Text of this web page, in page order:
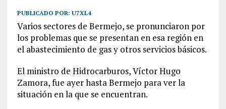
PUBLICADO POR: U7XL4
Varios sectores de Bermejo, se pronunciaron por
los problemas que se presentan en esa región en
el abastecimiento de gas y otros servicios básicos.
El ministro de Hidrocarburos, Víctor Hugo
Zamora, fue ayer hasta Bermejo para ver la
situación en la que se encuentran.